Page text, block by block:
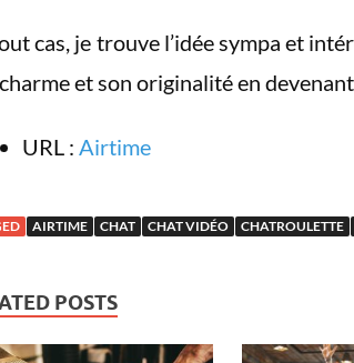
cas, je trouve l’idée sympa et
et son originalité en
URL : Airtime
AIRTIME CHAT CHAT VIDÉO CHATROULETTE
POSTS